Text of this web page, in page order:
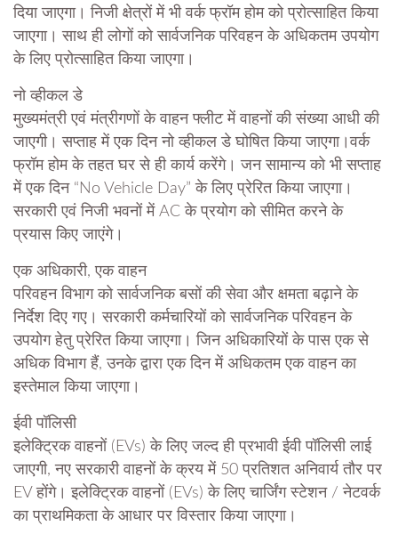
दिया जाएगा। निजी क्षेत्रों में भी वर्क फ्रॉम होम को प्रोत्साहित किया
जाएगा। साथ ही लोगों को सार्वजनिक परिवहन के अधिकतम उपयोग
के लिए प्रोत्साहित किया जाएगा।
नो व्हीकल डे
मुख्यमंत्री एवं मंत्रीगणों के वाहन फ्लीट में वाहनों की संख्या आधी की
जाएगी। सप्ताह में एक दिन नो व्हीकल डे घोषित किया जाएगा।वर्क
फ्रॉम होम के तहत घर से ही कार्य करेंगे। जन सामान्य को भी सप्ताह
में एक दिन “No Vehicle Day” के लिए प्रेरित किया जाएगा।
सरकारी एवं निजी भवनों में AC के प्रयोग को सीमित करने के
प्रयास किए जाएंगे।
एक अधिकारी, एक वाहन
परिवहन विभाग को सार्वजनिक बसों की सेवा और क्षमता बढ़ाने के
निर्देश दिए गए। सरकारी कर्मचारियों को सार्वजनिक परिवहन के
उपयोग हेतु प्रेरित किया जाएगा। जिन अधिकारियों के पास एक से
अधिक विभाग हैं, उनके द्वारा एक दिन में अधिकतम एक वाहन का
इस्तेमाल किया जाएगा।
ईवी पॉलिसी
इलेक्ट्रिक वाहनों (EVs) के लिए जल्द ही प्रभावी ईवी पॉलिसी लाई
जाएगी, नए सरकारी वाहनों के क्रय में 50 प्रतिशत अनिवार्य तौर पर
EV होंगे। इलेक्ट्रिक वाहनों (EVs) के लिए चार्जिंग स्टेशन / नेटवर्क
का प्राथमिकता के आधार पर विस्तार किया जाएगा।